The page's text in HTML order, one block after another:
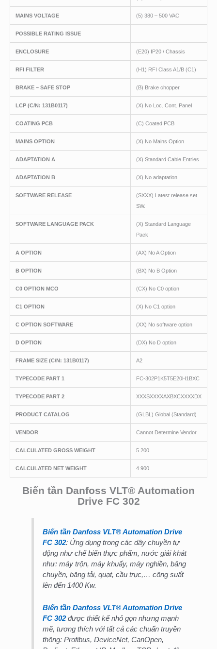
MAINS VOLTAGE (5) 380 – 500 VAC
POSSIBLE RATING ISSUE
ENCLOSURE (E20) IP20 / Chassis
RFI FILTER (H1) RFI Class A1/B (C1)
BRAKE – SAFE STOP (B) Brake chopper
LCP (C/N: 131B0117) (X) No Loc. Cont. Panel
COATING PCB (C) Coated PCB
MAINS OPTION (X) No Mains Option
ADAPTATION A (X) Standard Cable Entries
ADAPTATION B (X) No adaptation
SOFTWARE RELEASE
(SXXX) Latest release set.
SW.
SOFTWARE LANGUAGE PACK
(X) Standard Language
Pack
A OPTION (AX) No A Option
B OPTION (BX) No B Option
C0 OPTION MCO (CX) No C0 option
C1 OPTION (X) No C1 option
C OPTION SOFTWARE (XX) No software option
D OPTION (DX) No D option
FRAME SIZE (C/N: 131B0117) A2
TYPECODE PART 1 FC-302P1K5T5E20H1BXC
TYPECODE PART 2 XXXSXXXXAXBXCXXXXDX
PRODUCT CATALOG (GLBL) Global (Standard)
VENDOR Cannot Determine Vendor
CALCULATED GROSS WEIGHT 5.200
CALCULATED NET WEIGHT 4.900
Biến tần Danfoss VLT® Automation
Drive FC 302
Biến tần Danfoss VLT® Automation Drive
FC 302: Ứng dụng trong các dây chuyền tự
động như chế biến thực phẩm, nước giải khát
như: máy trộn, máy khuấy, máy nghiền, băng
chuyền, băng tải, quạt, cầu trục,… công suất
lên đến 1400 Kw.
Biến tần Danfoss VLT® Automation Drive
FC 302được thiết kế nhỏ gọn nhưng mạnh
mẽ, tương thích với tất cả các chuẩn truyền
thông: Profibus, DeviceNet, CanOpen,